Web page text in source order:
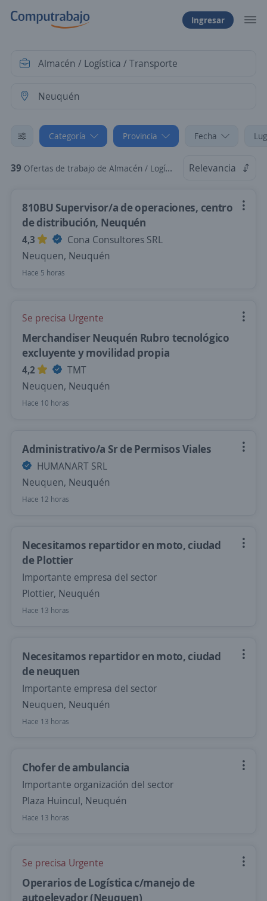
Ingresar
Categoría Provincia Fecha
39 Ofertas de trabajo de Almacén / Logística / Transporte en Neuquén Relevancia
810BU Supervisor/a de operaciones, centro
de distribución, Neuquén
4,3
Cona Consultores SRL
Neuquen, Neuquén
Hace 5 horas
Se precisa Urgente
Merchandiser Neuquén Rubro tecnológico
excluyente y movilidad propia
4,2
TMT
Neuquen, Neuquén
Hace 10 horas
Administrativo/a Sr de Permisos Viales
HUMANART SRL
Neuquen, Neuquén
Hace 12 horas
Necesitamos repartidor en moto, ciudad
de Plottier
Importante empresa del sector
Plottier, Neuquén
Hace 13 horas
Necesitamos repartidor en moto, ciudad
de neuquen
Importante empresa del sector
Neuquen, Neuquén
Hace 13 horas
Chofer de ambulancia
Importante organización del sector
Plaza Huincul, Neuquén
Hace 13 horas
Se precisa Urgente
Operarios de Logística c/manejo de
autoelevador (Neuquen)